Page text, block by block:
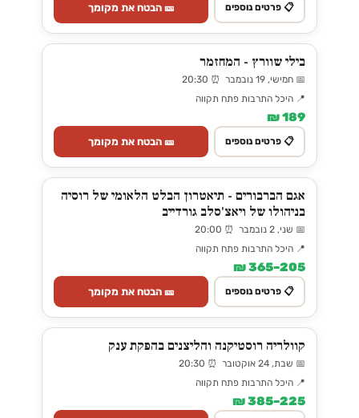
📋 פרטים נוספים 🎫 הבטח את מקומך
בילי שוורץ - המחזמר
📅 חמישי, 19 נובמבר ⏰ 20:30
📍 היכל התרבות פתח תקווה
189 ₪
📋 פרטים נוספים 🎫 הבטח את מקומך
אגם הברבורים - תיאטרון הבלט הלאומי של רוסיה
בניהולו של ויאצ'סלב גורדייב
📅 שני, 2 נובמבר ⏰ 20:00
📍 היכל התרבות פתח תקווה
205–365 ₪
📋 פרטים נוספים 🎫 הבטח את מקומך
קוולריה רוסטיקנה והליצנים בהפקת ענק
📅 שבת, 24 אוקטובר ⏰ 20:30
📍 היכל התרבות פתח תקווה
225–385 ₪